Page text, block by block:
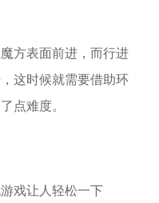
方表面前进，而行进
这时候就需要借助环
点难度。